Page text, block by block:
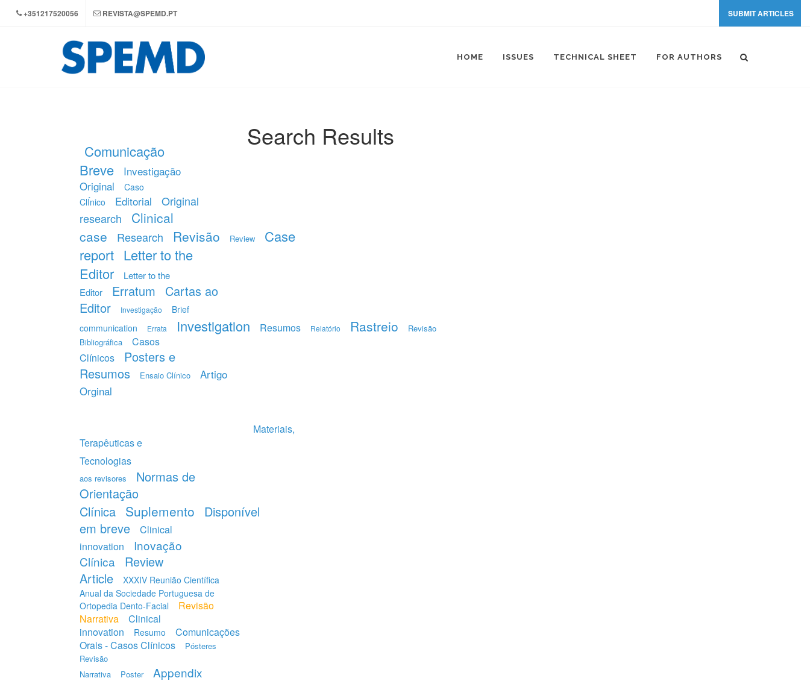
+351217520056 REVISTA@SPEMD.PT SUBMIT ARTICLES
HOME ISSUES TECHNICAL SHEET FOR AUTHORS
Comunicação
Breve
Investigação
Original
Caso
ClÍnico
Editorial
Original
research
Clinical
case
Research Revisão Review
Case
report Letter to the
Editor
Letter to the
Editor
Erratum
Cartas ao
Editor
Investigação
Brief
communication
Errata Investigation Resumos Relatório Rastreio
Revisão
Bibliográfica
Casos
Clínicos
Posters e
Resumos
Ensaio Clínico
Artigo
Orginal
Materiais,
Terapêuticas e
Tecnologias
aos revisores
Normas de
Orientação
Clínica Suplemento
Disponível
em breve
Clinical
innovation
Inovação
Clínica
Review
Article
XXXIV Reunião Científica
Anual da Sociedade Portuguesa de
Ortopedia Dento-Facial
Revisão
Narrativa
Clinical
innovation
Resumo
Comunicações
Orais - Casos Clínicos
Pósteres
Revisão
Narrativa
Poster Appendix
Search Results